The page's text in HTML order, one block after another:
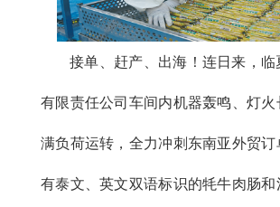
接单、赶产、出海！连日来，临
有限责任公司车间内机器轰鸣、灯火
满负荷运转，全力冲刺东南亚外贸订
有泰文、英文双语标识的牦牛肉肠和